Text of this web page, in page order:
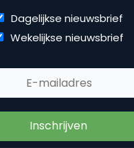
#81vindt plaats op
vanaf 19:30 uur. De
765 (naast
viaMeetup.com. Er zijn
dus wees er
Dagelijkse nieuwsbrief
Wekelijkse nieuwsbrief